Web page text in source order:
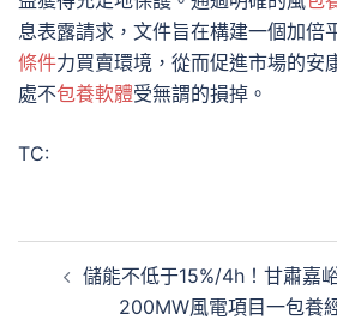
息表露請求，文件旨在構建一個加倍
條件力買賣環境，從而促進市場的安
處不包養軟體受無謂的損掉。
TC:
儲能不低于15%/4h！甘肅嘉
200MW風電項目一包養